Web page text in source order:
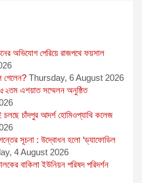
অভিযোগ পেরিয়ে রাজপথে ফয়সাল
গেলেন? Thursday, 6 August 2026
৫২তম এশয়াত সম্মেলন অনুষ্ঠিত
চলছে চাঁদপুর আদর্শ হোমিওপ্যাথি কলেজ
সূচনা : উদ্বোধন হলো ‘ড্যাফোডিল
4 August 2026
বাকিলা ইউনিয়ন পরিষদ পরিদর্শন